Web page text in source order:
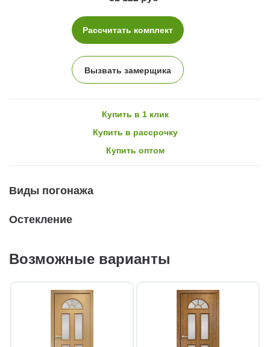
Рассчитать комплект
Вызвать замерщика
Купить в 1 клик
Купить в рассрочку
Купить оптом
Виды погонажа
Остекление
Возможные варианты